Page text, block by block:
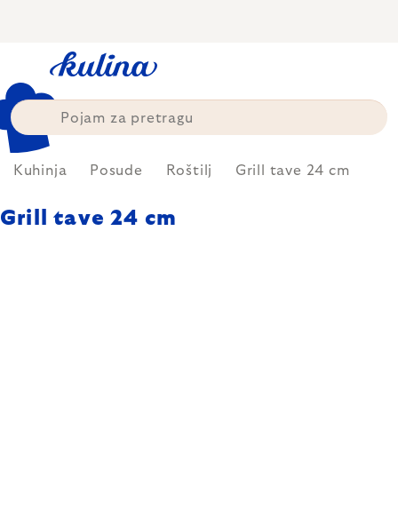
Kuhinja Posude Roštilj Grill tave 24 cm
Grill tave 24 cm